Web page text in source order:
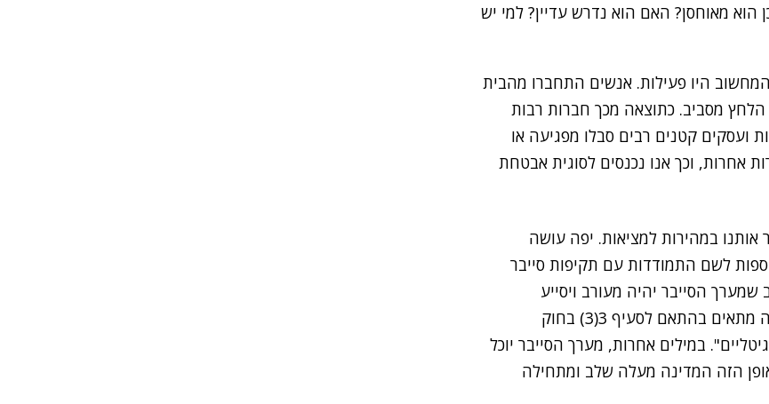
הוא מאוחסן? האם הוא נדרש עדיין? למי יש
היו פעילות. אנשים התחברו מהבית
מסביב. כתוצאה מכך חברות רבות
ועסקים קטנים רבים סבלו מפגיעה או
אחרות, וכך אנו נכנסים לסוגית אבטחת
במהירות למציאות. יפה עושה
לשם התמודדות עם תקיפות סייבר
שמערך הסייבר יהיה מעורב ויסייע
לארגונים שקיים חשש למתקפת סייבר נגדם ושלא נתנו מענה מתאים בהתאם לסעיף 3(3) בחוק
במילים אחרות, מערך הסייבר יוכל
הזה המדינה מעלה שלב ומתחילה